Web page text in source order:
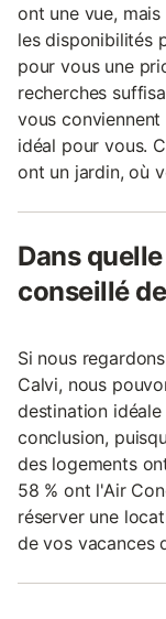
ont une vue,
les disponibilités
pour vous une
recherches
vous
idéal pour vous.
ont un jardin, où
Dans
conseillé
Si nous
Calvi, nous
destination
conclusion,
des logements
58 % ont l'Air
réserver une
de vos vacances